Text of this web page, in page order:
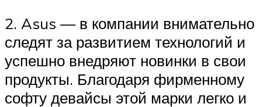
2. Asus — в компании внимательно
следят за развитием технологий и
успешно внедряют новинки в свои
продукты. Благодаря фирменному
софту девайсы этой марки легко и